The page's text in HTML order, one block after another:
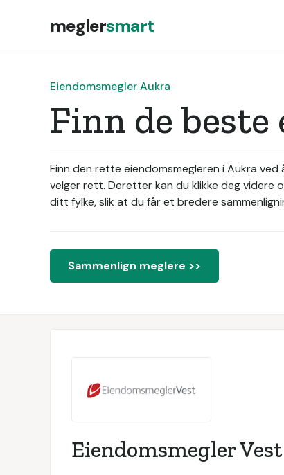
meglersmart
Eiendomsmegler Aukra
Finn de
Finn den rette eiendomsmegleren i Aukra
velger rett. Deretter kan du klikke deg videre
ditt fylke, slik at du får et bredere
Sammenlign meglere >>
Eiendomsmegler Vest